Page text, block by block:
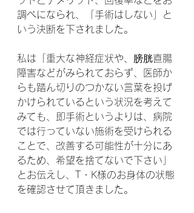
調べになられ、「手術はしない」と
いう決断を下されました。
私は「重大な神経症状や、膀胱直腸
障害などがみられておらず、医師か
らも踏ん切りのつかない言葉を投げ
かけられているという状況を考えて
みても、即手術というよりは、病院
では行っていない施術を受けられる
ことで、改善する可能性が十分にあ
るため、希望を捨てないで下さい」
とお伝えし、T・K様のお身体の状態
を確認させて頂きました。